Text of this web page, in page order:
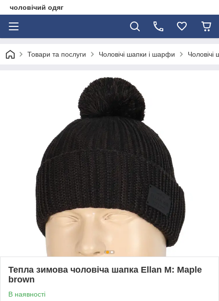
чоловічий одяг
Товари та послуги Чоловічі шапки і шарфи Чоловічі
Тепла зимова чоловіча шапка Ellan M: Maple
brown
В наявності